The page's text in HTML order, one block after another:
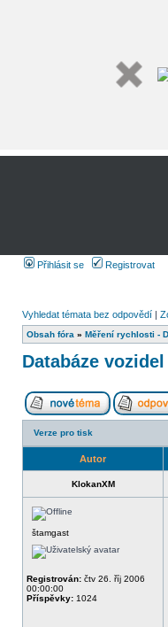
Přihlásit se Registrovat
Vyhledat témata bez odpovědí |
Obsah fóra » Měření rychlosti -
Databáze
Verze pro tisk
Autor
KlokanXM
štamgast
Registrován: čtv 26. říj 2006
00:00:00
Příspěvky: 1024